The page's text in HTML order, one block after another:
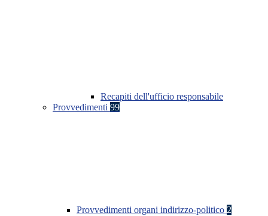
Recapiti dell'ufficio responsabile
Provvedimenti 99
Provvedimenti organi indirizzo-politico 2